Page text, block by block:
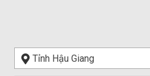
Tỉnh Hậu Giang